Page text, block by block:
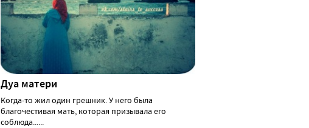
Дуа матери
Когда-то жил один грешник. У него была
благочестивая мать, которая призывала его
соблюда......